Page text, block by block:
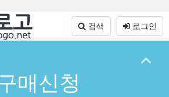
로그인
검색
매신청